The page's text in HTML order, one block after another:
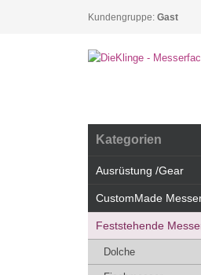
Kundengruppe: Gast
Kategorien
Ausrüstung /Gear
CustomMade
Feststehende
Dolche